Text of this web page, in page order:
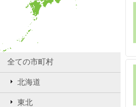
全ての市町村
北海道
東北